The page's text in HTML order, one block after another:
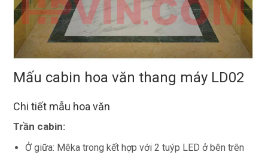
Mấu cabin hoa văn thang máy LD02
Chi tiết mẫu hoa văn
Trần cabin:
Ở giữa: Mêka trong kết hợp với 2 tuýp LED ở bên trên